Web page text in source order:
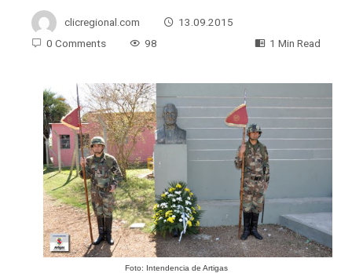
clicregional.com
13.09.2015
0 Comments
98 1 Min Read
Foto: Intendencia de Artigas